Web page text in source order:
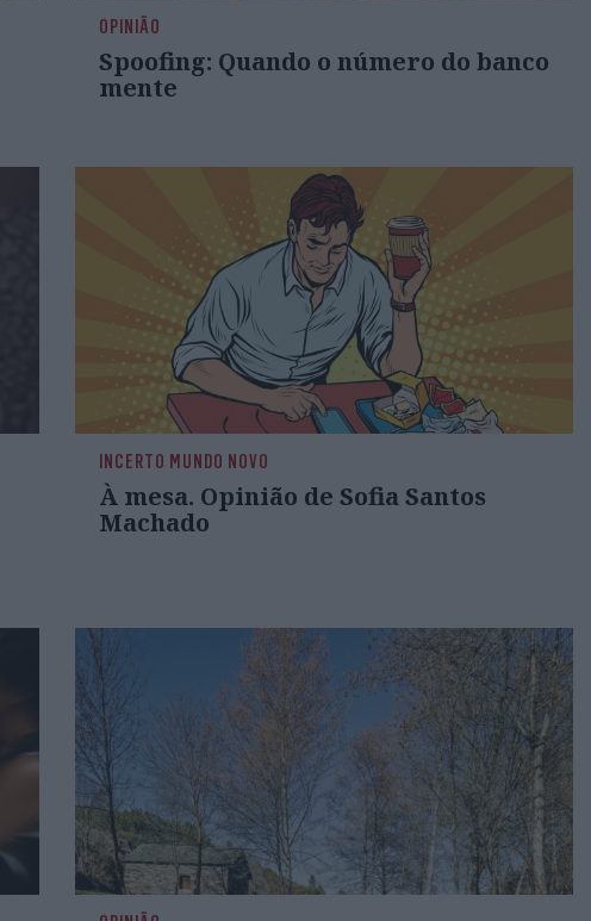
OPINIÃO
Spoofing: Quando o número do banco
mente
INCERTO MUNDO NOVO
À mesa. Opinião de Sofia Santos
Machado